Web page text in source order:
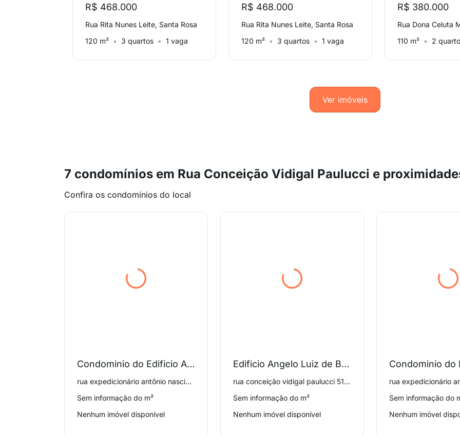
R$ 468.000
Rua Rita Nunes Leite, Santa Rosa
120 m²
3 quartos 1 vaga
R$ 468.000
Rua Rita Nunes Leite, Santa Rosa
120 m²
3 quartos 1 vaga
R$ 380.000
110 m² 2
Ver imóveis
7 condomínios em Rua Conceição Vidigal Paulucci e
Confira os condomínios do local
Condominio do Edificio Andre
rua expedicionário antônio nascimento 68, Palmares
Sem informação do m²
Nenhum imóvel disponível
Edificio Angelo Luiz de Barcelos
rua conceição vidigal paulucci 51, Palmares
Sem informação do m²
Nenhum imóvel disponível
Sem informação do
Nenhum imóvel